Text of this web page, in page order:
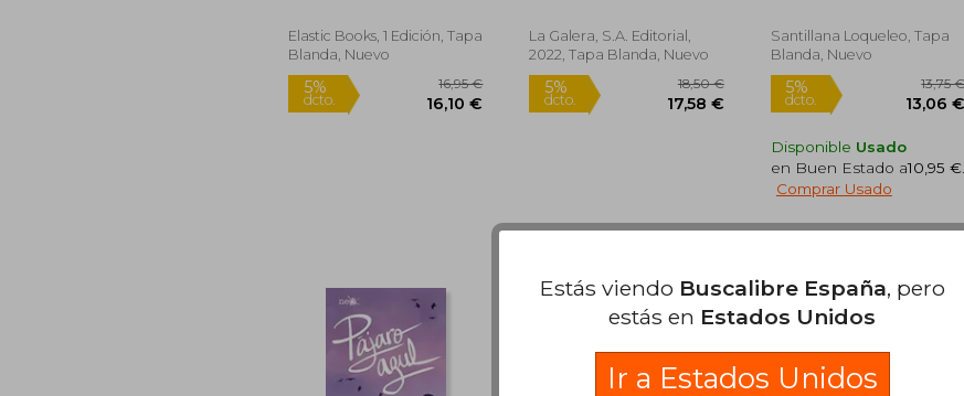
Elastic Books, 1 Edición, Tapa
Blanda, Nuevo
5%
dcto.
La Galera, S.A. Editorial,
2022, Tapa Blanda, Nuevo
18,50 €
17,58 €
Rápido
Santillana Loqueleo, Tapa
Blanda, Nuevo
Rápido
Disponible Usado
en Buen Estado a10,95 €.
Comprar Usado
Estás viendo Buscalibre España, pero
estás en Estados Unidos
Ir a Estados Unidos